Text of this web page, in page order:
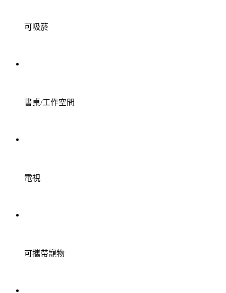
可吸菸
書桌/工作空間
電視
可攜帶寵物